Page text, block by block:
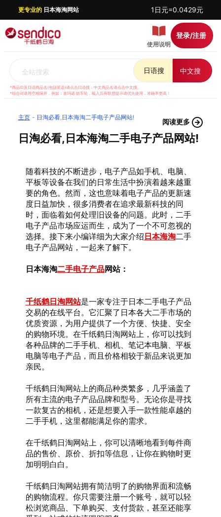
更专业的日本海淘网站 1日元=0.0429元
使用说明
登录/注册
全站搜索 日语搜 中文搜
*商品ID及日语商品名(包括英语)请点击日语搜；中文商品名请点击中文搜。
*组合词请用空格隔开，例如：喜玛诺 纺车轮，输入后有联想提示请优先使用，准确率更高！
主页 日淘必看,日本海淘二手电子产品网站!
阅读更多
日淘必看,日本海淘二手电子产品网站!
随着科技的不断进步，电子产品如手机、电脑、
平板等设备在我们的日常生活中扮演着越来越重
要的角色。然而，这也意味着电子产品的更新速
度日益加快，很多消费者在追求最新科技的同
时，面临着如何处理旧设备的问题。此时，二手
电子产品市场应运而生，成为了一个不可忽视的
选择。接下来小编详细为大家介绍 日本海淘二手
电子产品网站，一起来了解下。
日本海淘二手电子产品网站：
千纸鹤日淘网站是一家专注于日本二手电子产品
交易的在线平台。它汇聚了日本各大二手市场的
优质资源，为用户提供了一个方便、快捷、安全
的购物环境。在千纸鹤日淘网站上，你可以找到
各种品牌的二手手机、相机、笔记本电脑、平板
电脑等电子产品，而且价格相较于新品来说更加
亲民。
千纸鹤日淘网站上的商品种类繁多，几乎涵盖了
所有主流的电子产品品牌和型号。无论你是寻找
一款复古的相机，还是想要入手一款性能卓越的
二手手机，这里都能满足你的需求。
在千纸鹤日淘网站上，你可以清晰地看到每件商
品的售价、原价、折扣等信息，让你在购物时更
加明明白白。
千纸鹤日淘网站拥有简洁明了的购物界面和流畅
的购物流程。你只需要注册一个账号，就可以轻
松浏览商品、下单购买、支付货款，甚至还能享